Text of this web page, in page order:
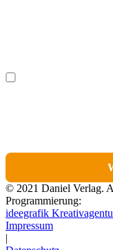
© 2021 Daniel Verlag.
Programmierung:
ideegrafik
Impressum
|